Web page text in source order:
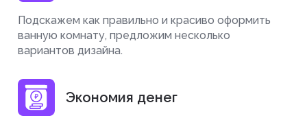
Подскажем как правильно и красиво оформить
ванную комнату, предложим несколько
вариантов дизайна.
Экономия денег